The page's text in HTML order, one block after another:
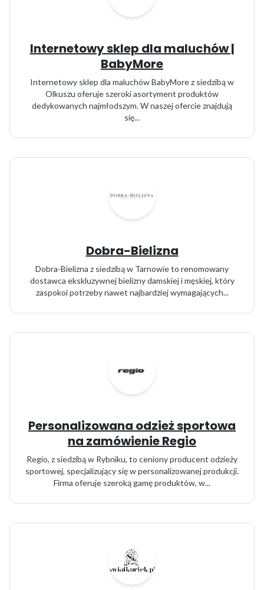
Internetowy sklep dla maluchów |
BabyMore
Internetowy sklep dla maluchów BabyMore z siedzibą w
Olkuszu oferuje szeroki asortyment produktów
dedykowanych najmłodszym. W naszej ofercie znajdują
się...
Dobra-Bielizna
Dobra-Bielizna z siedzibą w Tarnowie to renomowany
dostawca ekskluzywnej bielizny damskiej i męskiej, który
zaspokoi potrzeby nawet najbardziej wymagających...
Personalizowana odzież sportowa
na zamówienie Regio
Regio, z siedzibą w Rybniku, to ceniony producent odzieży
sportowej, specjalizujący się w personalizowanej produkcji.
Firma oferuje szeroką gamę produktów, w...